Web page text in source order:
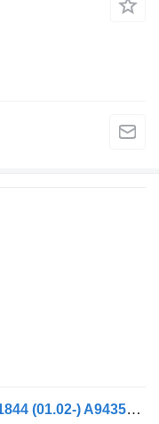
Mercedes-Benz Actros MP2/MP3 1844 (01.02-) A9435400146 voorbumper voor Mercedes-Benz Actros, Axor MP1, MP2, MP3 (1996-2014) trekker